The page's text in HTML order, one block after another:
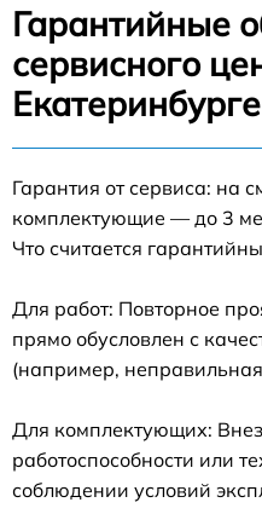
Гарантийные
сервисного
Екатеринбурге
Гарантия от сервиса: на
комплектующие — до 3
Что считается
Для работ: Повторное
прямо обусловлен с
(например,
Для комплектующих:
работоспособности или
соблюдении условий